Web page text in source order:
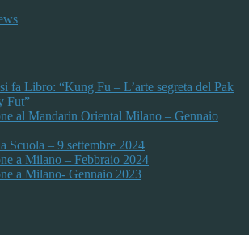
fa Libro: “Kung Fu – L’arte segreta del Pak
Fut”
al Mandarin Oriental Milano – Gennaio
Scuola – 9 settembre 2024
a Milano – Febbraio 2024
a Milano- Gennaio 2023